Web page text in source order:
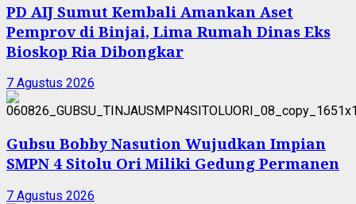
PD AIJ Sumut Kembali Amankan Aset
Pemprov di Binjai, Lima Rumah Dinas Eks
Bioskop Ria Dibongkar
7 Agustus 2026
Gubsu Bobby Nasution Wujudkan Impian
SMPN 4 Sitolu Ori Miliki Gedung Permanen
7 Agustus 2026